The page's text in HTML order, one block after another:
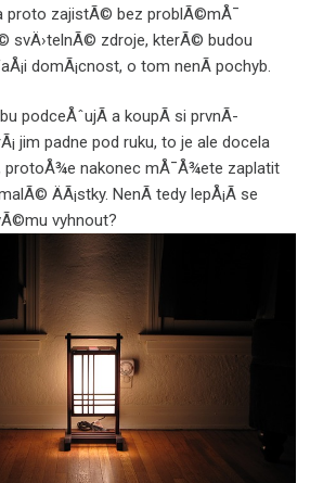
proto zajistÃ© bez problÃ©mÅ¯
svÄ›telnÃ© zdroje, kterÃ© budou
domÃ¡cnost, o tom nenÃ­ pochyb.
podceÅˆujÃ­ a koupÃ­ si prvnÃ­
jim padne pod ruku, to je ale docela
nakonec mÅ¯Å¾ete zaplatit
ÄÃ¡stky. NenÃ­ tedy lepÅ¡Ã­ se
vyhnout?